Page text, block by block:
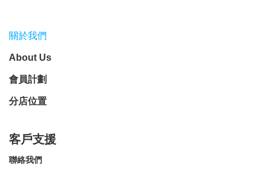
關於我們
About Us
會員計劃
分店位置
客戶支援
聯絡我們